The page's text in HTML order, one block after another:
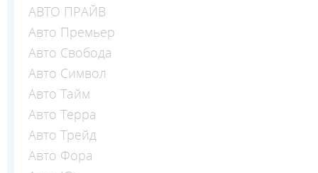
АВТО ПРАЙВ
Авто Премьер
Авто Свобода
Авто Символ
Авто Тайм
Авто Терра
Авто Трейд
Авто Фора